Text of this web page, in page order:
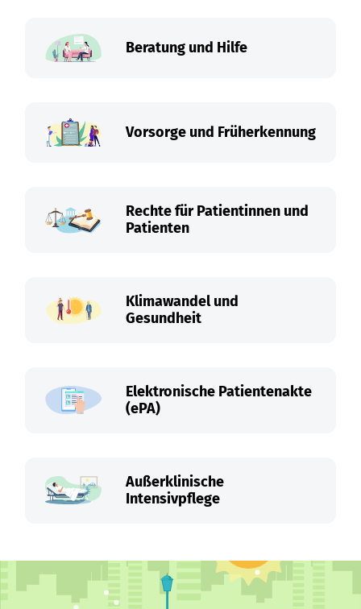
Beratung und Hilfe
Vorsorge und Früherkennung
Rechte für Patientinnen und
Patienten
Klimawandel und
Gesundheit
Elektronische Patientenakte
(ePA)
Außerklinische
Intensivpflege